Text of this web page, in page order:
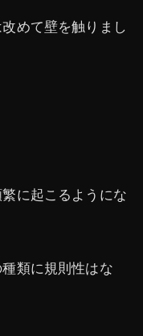
めて壁を触りまし
に起こるようにな
類に規則性はな